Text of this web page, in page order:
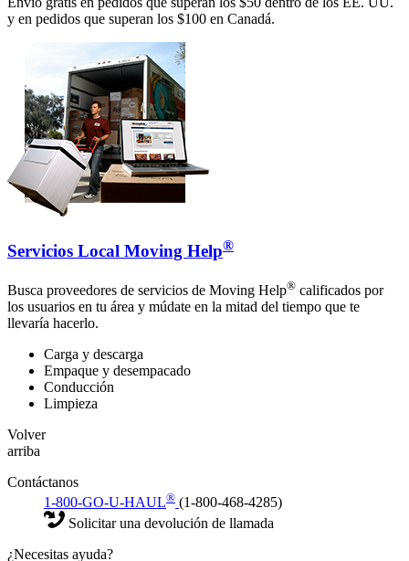
y en pedidos que superan los $100 en Canadá.
Servicios Local Moving Help®
Busca proveedores de servicios de Moving Help® calificados por
los usuarios en tu área y múdate en la mitad del tiempo que te
llevaría hacerlo.
Carga y descarga
Empaque y desempacado
Conducción
Limpieza
Volver
arriba
Contáctanos
1-800-GO-U-HAUL® (1-800-468-4285)
Solicitar una devolución de llamada
¿Necesitas ayuda?